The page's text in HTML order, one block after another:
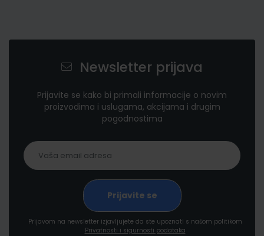
Newsletter prijava
Prijavite se kako bi primali informacije o novim
proizvodima i uslugama, akcijama i drugim
pogodnostima
Prijavom na newsletter izjavljujete da ste upoznati s našom politikom
Privatnosti i sigurnosti podataka